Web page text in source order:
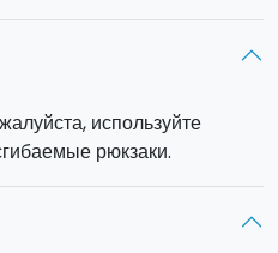
используйте
рюкзаки.